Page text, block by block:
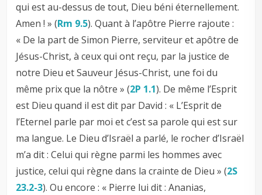
qui est au-dessus de tout, Dieu béni éternellement.
Amen ! » (Rm 9.5). Quant à l’apôtre Pierre rajoute :
« De la part de Simon Pierre, serviteur et apôtre de
Jésus-Christ, à ceux qui ont reçu, par la justice de
notre Dieu et Sauveur Jésus-Christ, une foi du
même prix que la nôtre » (2P 1.1). De même l’Esprit
est Dieu quand il est dit par David : « L’Esprit de
l’Eternel parle par moi et c’est sa parole qui est sur
ma langue. Le Dieu d’Israël a parlé, le rocher d’Israël
m’a dit : Celui qui règne parmi les hommes avec
justice, celui qui règne dans la crainte de Dieu » (2S
23.2-3). Ou encore : « Pierre lui dit : Ananias,